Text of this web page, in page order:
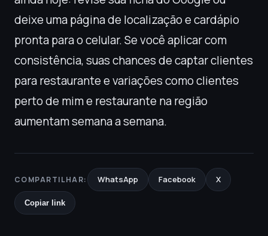
deixe uma página de localização e cardápio
pronta para o celular. Se você aplicar com
consistência, suas chances de captar clientes
para restaurante e variações como clientes
perto de mim e restaurante na região
aumentam semana a semana.
COMPARTILHAR: WhatsApp Facebook X
Copiar link